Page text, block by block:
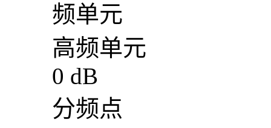
频单元
高频单元
0 dB
分频点